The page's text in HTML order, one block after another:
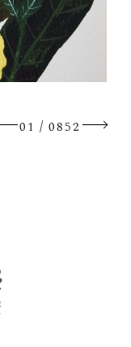
01 / 0852